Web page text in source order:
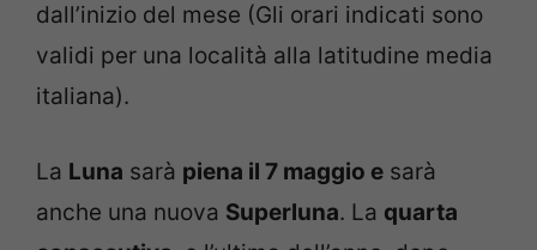
dall’inizio del mese (Gli orari indicati sono
validi per una località alla latitudine media
italiana).
La Luna sarà piena il 7 maggio e sarà
anche una nuova Superluna. La quarta